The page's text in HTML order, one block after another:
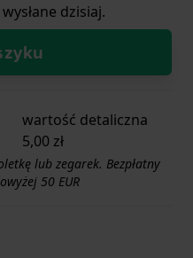
dzisiaj.
wartość detaliczna
5,00 zł
lub zegarek. Bezpłatny
50 EUR